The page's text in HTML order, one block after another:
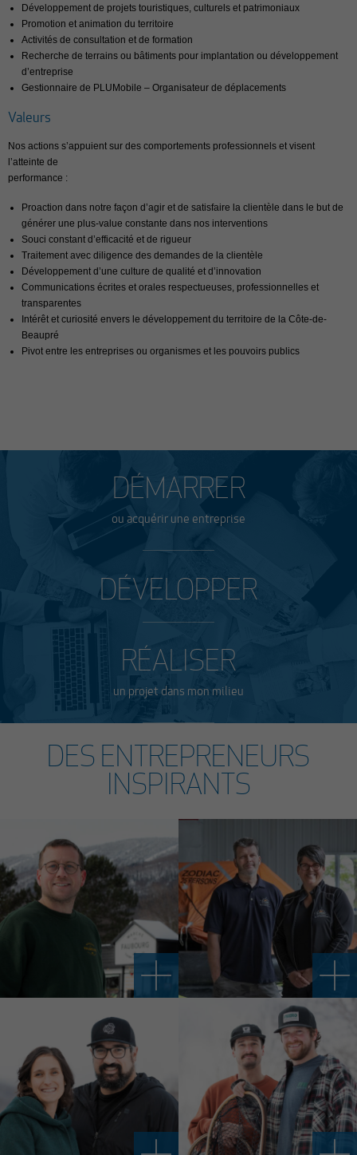
Développement de projets touristiques, culturels et patrimoniaux
Promotion et animation du territoire
Activités de consultation et de formation
Recherche de terrains ou bâtiments pour implantation ou développement
d’entreprise
Gestionnaire de PLUMobile – Organisateur de déplacements
Valeurs
Nos actions s’appuient sur des comportements professionnels et visent
l’atteinte de
performance :
Proaction dans notre façon d’agir et de satisfaire la clientèle dans le but de
générer une plus-value constante dans nos interventions
Souci constant d’efficacité et de rigueur
Traitement avec diligence des demandes de la clientèle
Développement d’une culture de qualité et d’innovation
Communications écrites et orales respectueuses, professionnelles et
transparentes
Intérêt et curiosité envers le développement du territoire de la Côte-de-
Beaupré
Pivot entre les entreprises ou organismes et les pouvoirs publics
DÉMARRER
ou acquérir une entreprise
DÉVELOPPER
RÉALISER
un projet dans mon milieu
DES ENTREPRENEURS
INSPIRANTS